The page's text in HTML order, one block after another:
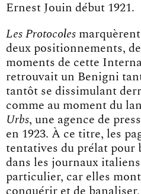
Ernest Jouin début 1921.
Les Protocoles
deux positionnements,
moments de cette
retrouvait un Benigni
tantôt se dissimulant
comme au moment du
Urbs, une agence de
en 1923. À ce titre, les
tentatives du prélat pour
dans les journaux
particulier, car elles
conquérir et de